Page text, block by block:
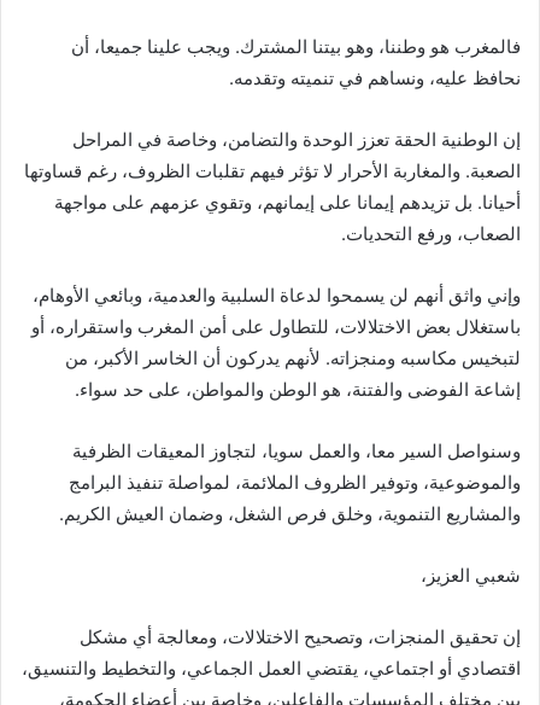
فالمغرب هو وطننا، وهو بيتنا المشترك. ويجب علينا جميعا، أن
نحافظ عليه، ونساهم في تنميته وتقدمه.
إن الوطنية الحقة تعزز الوحدة والتضامن، وخاصة في المراحل
الصعبة. والمغاربة الأحرار لا تؤثر فيهم تقلبات الظروف، رغم قساوتها
أحيانا. بل تزيدهم إيمانا على إيمانهم، وتقوي عزمهم على مواجهة
الصعاب، ورفع التحديات.
وإني واثق أنهم لن يسمحوا لدعاة السلبية والعدمية، وبائعي الأوهام،
باستغلال بعض الاختلالات، للتطاول على أمن المغرب واستقراره، أو
لتبخيس مكاسبه ومنجزاته. لأنهم يدركون أن الخاسر الأكبر، من
إشاعة الفوضى والفتنة، هو الوطن والمواطن، على حد سواء.
وسنواصل السير معا، والعمل سويا، لتجاوز المعيقات الظرفية
والموضوعية، وتوفير الظروف الملائمة، لمواصلة تنفيذ البرامج
والمشاريع التنموية، وخلق فرص الشغل، وضمان العيش الكريم.
شعبي العزيز،
إن تحقيق المنجزات، وتصحيح الاختلالات، ومعالجة أي مشكل
اقتصادي أو اجتماعي، يقتضي العمل الجماعي، والتخطيط والتنسيق،
بين مختلف المؤسسات والفاعلين، وخاصة بين أعضاء الحكومة،